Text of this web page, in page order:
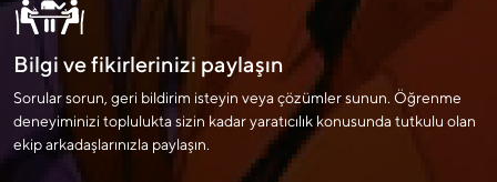
Bilgi ve fikirlerinizi paylaşın
Sorular sorun, geri bildirim isteyin veya çözümler sunun. Öğrenme
deneyiminizi toplulukta sizin kadar yaratıcılık konusunda tutkulu olan
ekip arkadaşlarınızla paylaşın.